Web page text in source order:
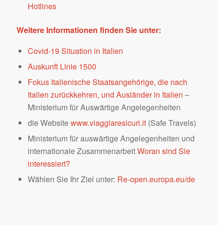
Hotlines
Weitere Informationen finden Sie unter:
Covid-19 Situation in Italien
Auskunft Linie 1500
Fokus Italienische Staatsangehörige, die nach
Italien zurückkehren, und Ausländer in Italien –
Ministerium für Auswärtige Angelegenheiten
die Websitewww.viaggiaresicuri.it(Safe Travels)
Ministerium für auswärtige Angelegenheiten und
internationale ZusammenarbeitWoran sind Sie
interessiert?
Wählen Sie Ihr Ziel unter: Re-open.europa.eu/de